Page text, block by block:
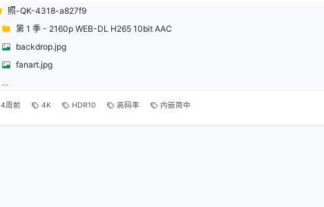
照-QK-4318-a827f9
第 1 季 - 2160p WEB-DL H265 10bit AAC
backdrop.jpg
fanart.jpg
...
4周前 4K HDR10 高码率 内嵌简中